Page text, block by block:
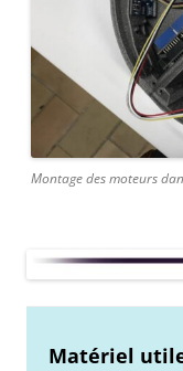
Montage des moteurs
Matériel